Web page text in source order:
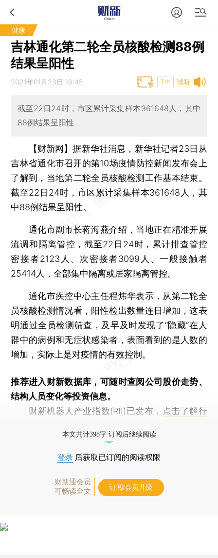
健康
吉林通化第二轮全员核酸检测88例
结果呈阳性
试听
2021年01月23日 16:45 T中
截至22日24时，市区累计采集样本361648人，其中
88例结果呈阳性
【财新网】据新华社消息，新华社记者23日从
吉林省通化市召开的第10场疫情防控新闻发布会上
了解到，当地第二轮全员核酸检测工作基本结束。
截至22日24时，市区累计采集样本361648人，其
中88例结果呈阳性。
通化市副市长蒋海燕介绍，当地正在精准开展
流调和隔离管控，截至22日24时，累计排查管控
密接者2123人、次密接者3099人、一般接触者
25414人，全部集中隔离或居家隔离管控。
通化市疾控中心主任程炜华表示，从第二轮全
员核酸检测情况看，阳性检出数量连日增加，这表
明通过全员检测筛查，及早及时发现了“隐藏”在人
群中的病例和无症状感染者，表面看到的是人数的
增加，实际上是对疫情的有效控制。
推荐进入财新数据库 ，可随时查阅公司股价走势、
结构人员变化等投资信息。
财新机器人产业指数(RII)已发布， 点击了解行
本文共计398字 订阅后继续阅读
登录 后获取已订阅的阅读权限
财新通会员
可畅读全文
订阅/会员升级